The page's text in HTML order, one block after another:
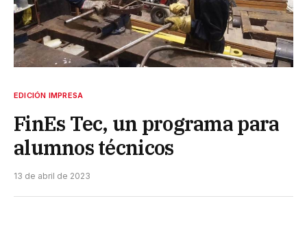
EDICIÓN IMPRESA
FinEs Tec, un programa para
alumnos técnicos
13 de abril de 2023